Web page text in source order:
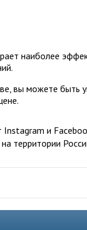
наиболее
вы можете быть
и
территории